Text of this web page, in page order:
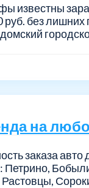
известны
руб. без лишних
на
заказа авто
Петрино,
Растовцы,